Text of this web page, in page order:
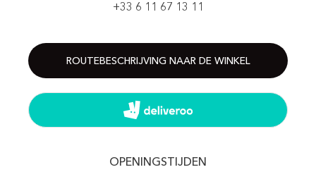
+33 6 11 67 13 11
ROUTEBESCHRIJVING NAAR DE WINKEL
OPENINGSTIJDEN